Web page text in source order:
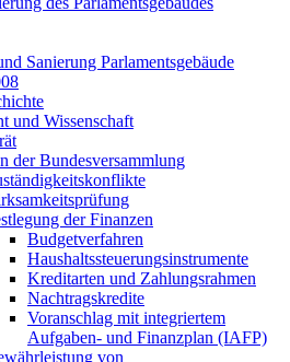
Sanierung Parlamentsgebäude
und Wissenschaft
der Bundesversammlung
der Finanzen
Budgetverfahren
Haushaltssteuerungsinstrumente
Kreditarten und Zahlungsrahmen
Nachtragskredite
Voranschlag mit integriertem
Aufgaben- und Finanzplan (IAFP)
von